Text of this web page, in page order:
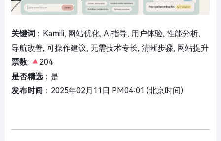
关键词 ：Kamili, 网站优化, AI指导, 用户体验, 性能分析,
导航改善, 可操作建议, 无需技术专长, 清晰步骤, 网站提升
票数:
204
是否精选：是
发布时间 ：2025年02月11日 PM04:01 (北京时间)